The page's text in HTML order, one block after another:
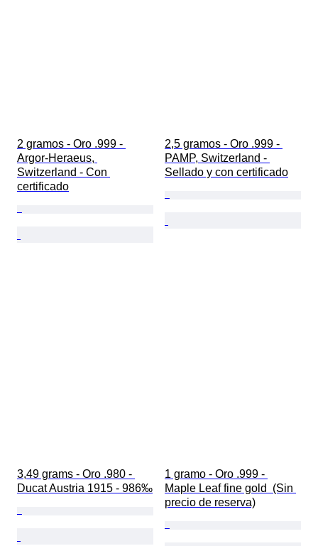
2 gramos - Oro .999 -
Argor-Heraeus,
Switzerland - Con
certificado
2,5 gramos - Oro .999 -
PAMP, Switzerland -
Sellado y con certificado
3,49 grams - Oro .980 -
Ducat Austria 1915 - 986‰
1 gramo - Oro .999 -
Maple Leaf fine gold  (Sin
precio de reserva)